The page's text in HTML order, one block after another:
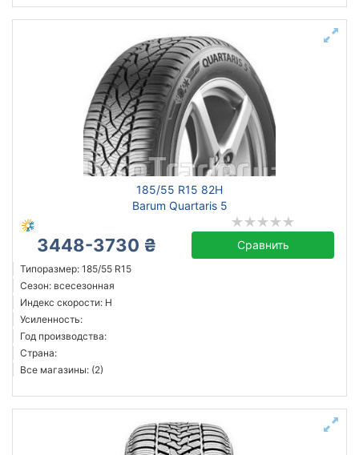
185/55 R15 82H
Barum Quartaris 5
3448-3730 ₴ Сравнить
Типоразмер: 185/55 R15
Сезон: всесезонная
Индекс скорости: H
Усиленность:
Год производства:
Страна:
Все магазины: (2)